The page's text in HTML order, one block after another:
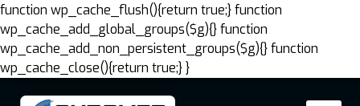
function wp_cache_flush(){return true;} function
wp_cache_add_global_groups($g){} function
wp_cache_add_non_persistent_groups($g){} function
wp_cache_close(){return true;} }